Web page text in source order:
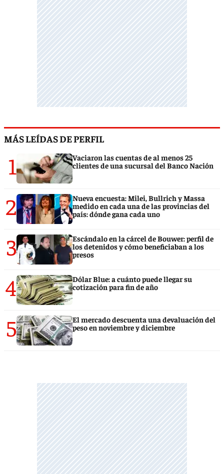
MÁS LEÍDAS DE PERFIL
1
Vaciaron las cuentas de al menos 25
clientes de una sucursal del Banco Nación
2
Nueva encuesta: Milei, Bullrich y Massa
medido en cada una de las provincias del
país: dónde gana cada uno
3
Escándalo en la cárcel de Bouwer: perfil de
los detenidos y cómo beneficiaban a los
presos
4
Dólar Blue: a cuánto puede llegar su
cotización para fin de año
5
El mercado descuenta una devaluación del
peso en noviembre y diciembre